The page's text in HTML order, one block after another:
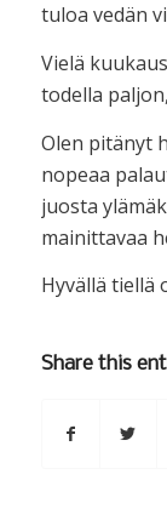
tuloa vedän
Vielä
todella
Olen pitänyt
nopeaa
juosta
mainittavaa
Hyvällä tiellä
Share this